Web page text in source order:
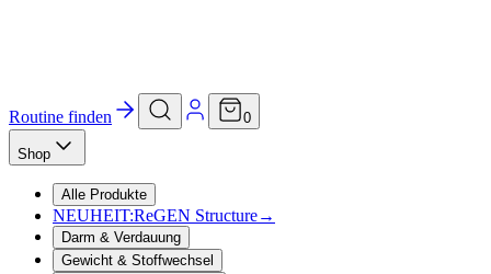
Routine finden 0
Shop
Alle Produkte
NEUHEIT:ReGEN Structure→
Darm & Verdauung
Gewicht & Stoffwechsel